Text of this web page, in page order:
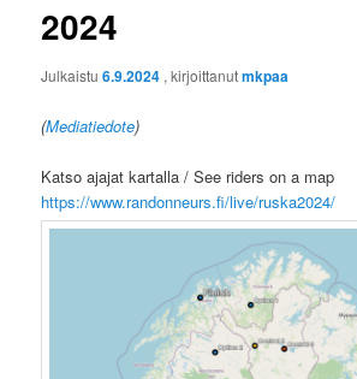
2024
Julkaistu6.9.2024 , kirjoittanutmkpaa
(Mediatiedote)
Katso ajajat kartalla / See riders on a map
https://www.randonneurs.fi/live/ruska2024/